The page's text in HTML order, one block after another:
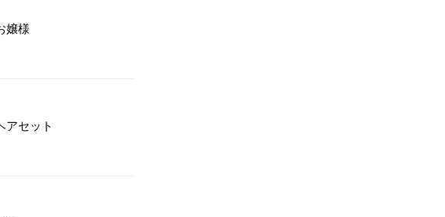
嬢様
セット